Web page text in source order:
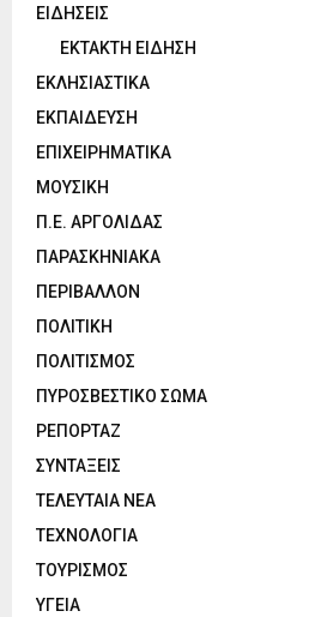
ΕΙΔΗΣΕΙΣ
ΕΚΤΑΚΤΗ ΕΙΔΗΣΗ
ΕΚΛΗΣΙΑΣΤΙΚΑ
ΕΚΠΑΙΔΕΥΣΗ
ΕΠΙΧΕΙΡΗΜΑΤΙΚΑ
ΜΟΥΣΙΚΗ
Π.Ε. ΑΡΓΟΛΙΔΑΣ
ΠΑΡΑΣΚΗΝΙΑΚΑ
ΠΕΡΙΒΑΛΛΟΝ
ΠΟΛΙΤΙΚΗ
ΠΟΛΙΤΙΣΜΟΣ
ΠΥΡΟΣΒΕΣΤΙΚΟ ΣΩΜΑ
ΡΕΠΟΡΤΑΖ
ΣΥΝΤΑΞΕΙΣ
ΤΕΛΕΥΤΑΙΑ ΝΕΑ
ΤΕΧΝΟΛΟΓΙΑ
ΤΟΥΡΙΣΜΟΣ
ΥΓΕΙΑ